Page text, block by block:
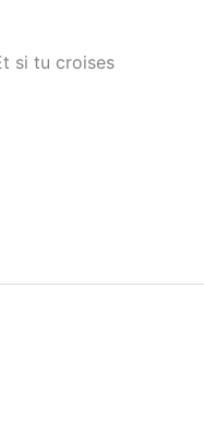
si tu croises